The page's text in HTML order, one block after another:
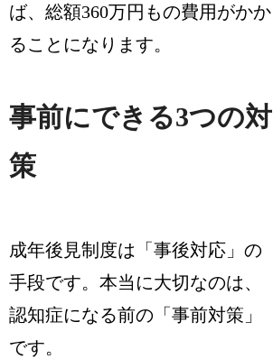
ば、総額360万円もの費用がかか
ることになります。
事前にできる3つの対
策
成年後見制度は「事後対応」の
手段です。本当に大切なのは、
認知症になる前の「事前対策」
です。